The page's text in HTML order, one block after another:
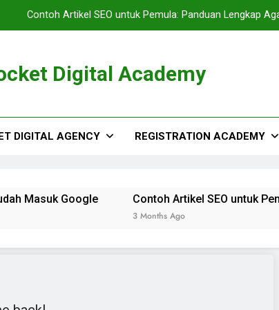
Contoh Artikel SEO untuk Pemula: Panduan Lengkap
Digital Academy
DIGITAL AGENCY REGISTRATION ACADEMY
Masuk Google Contoh Artikel SEO untuk
3 Months Ago